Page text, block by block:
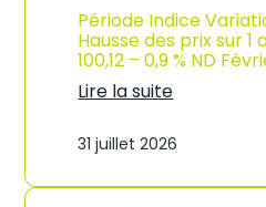
–
2
0
6
a
t
i
n
n
M
Période Indice
Hausse des prix sur 1
100,12 – 0,9 % ND
Lire la suite
n
i
31 juillet 2026